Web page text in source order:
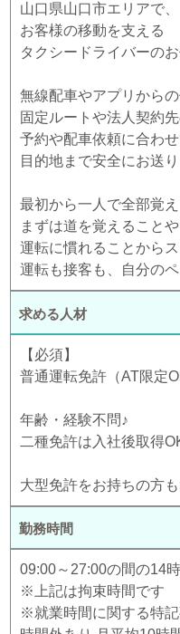
山口県山口市エリアで、
お客様の移動を支える
タクシードライバーのお
無線配車やアプリからの
固定ルートや法人契約
予約や配車依頼に合わ
目的地まで安全にお送り
最初から一人で全部覚
まずは道を覚えることや
運転に慣れることからス
運転も接客も、自分の
求める人材
【必須】
普通運転免許（AT限定
年齢・経験不問♪
二種免許は入社後取得
大型免許をお持ちの方も
勤務時間
09:00～27:00の間の14
※上記は拘束時間です
※就業時間に関する特